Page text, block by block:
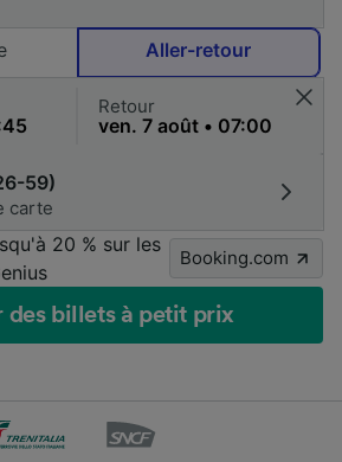
Aller-retour
Retour
59)
carte
20 % sur les
Booking.com
des billets à petit prix